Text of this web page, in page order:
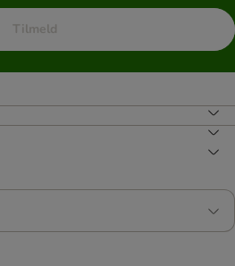
Tilmeld